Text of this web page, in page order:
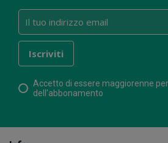
Accetto di essere maggiorenne
dell'abbonamento